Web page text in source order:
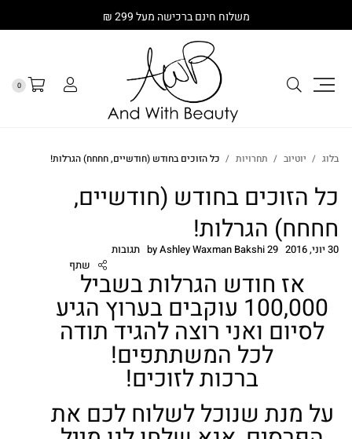
משלוח חינם ברכישה מעל 299 ₪
0
בלוג יוטיוב תחרויות כל הזוכים בחודש (חודשיים, חחחח) הגרלות!
כל הזוכים בחודש (חודשיים,
חחחח) הגרלות!
30 יוני, 2016 byAshley Waxman Bakshi29 תגובות
שתף
אז חודש הגרלות בשביל
100,000 עוקבים בערוץ הגיע
לסיום ואני רוצה להגיד תודה
לכל המשתתפים!
ברכות לזוכים!
על מנת שנוכל לשלוח לכם את